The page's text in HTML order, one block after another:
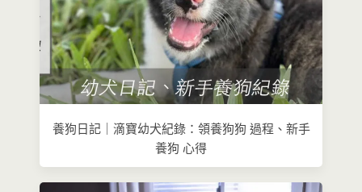
養狗日記｜滴寶幼犬紀錄：領養狗狗 過程、新手
養狗 心得